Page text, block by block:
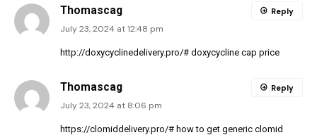
Thomascag
July 23, 2024 at 12:48 pm
http://doxycyclinedelivery.pro/# doxycycline cap price
Reply
Thomascag
July 23, 2024 at 8:06 pm
https://clomiddelivery.pro/# how to get generic clomid
Reply